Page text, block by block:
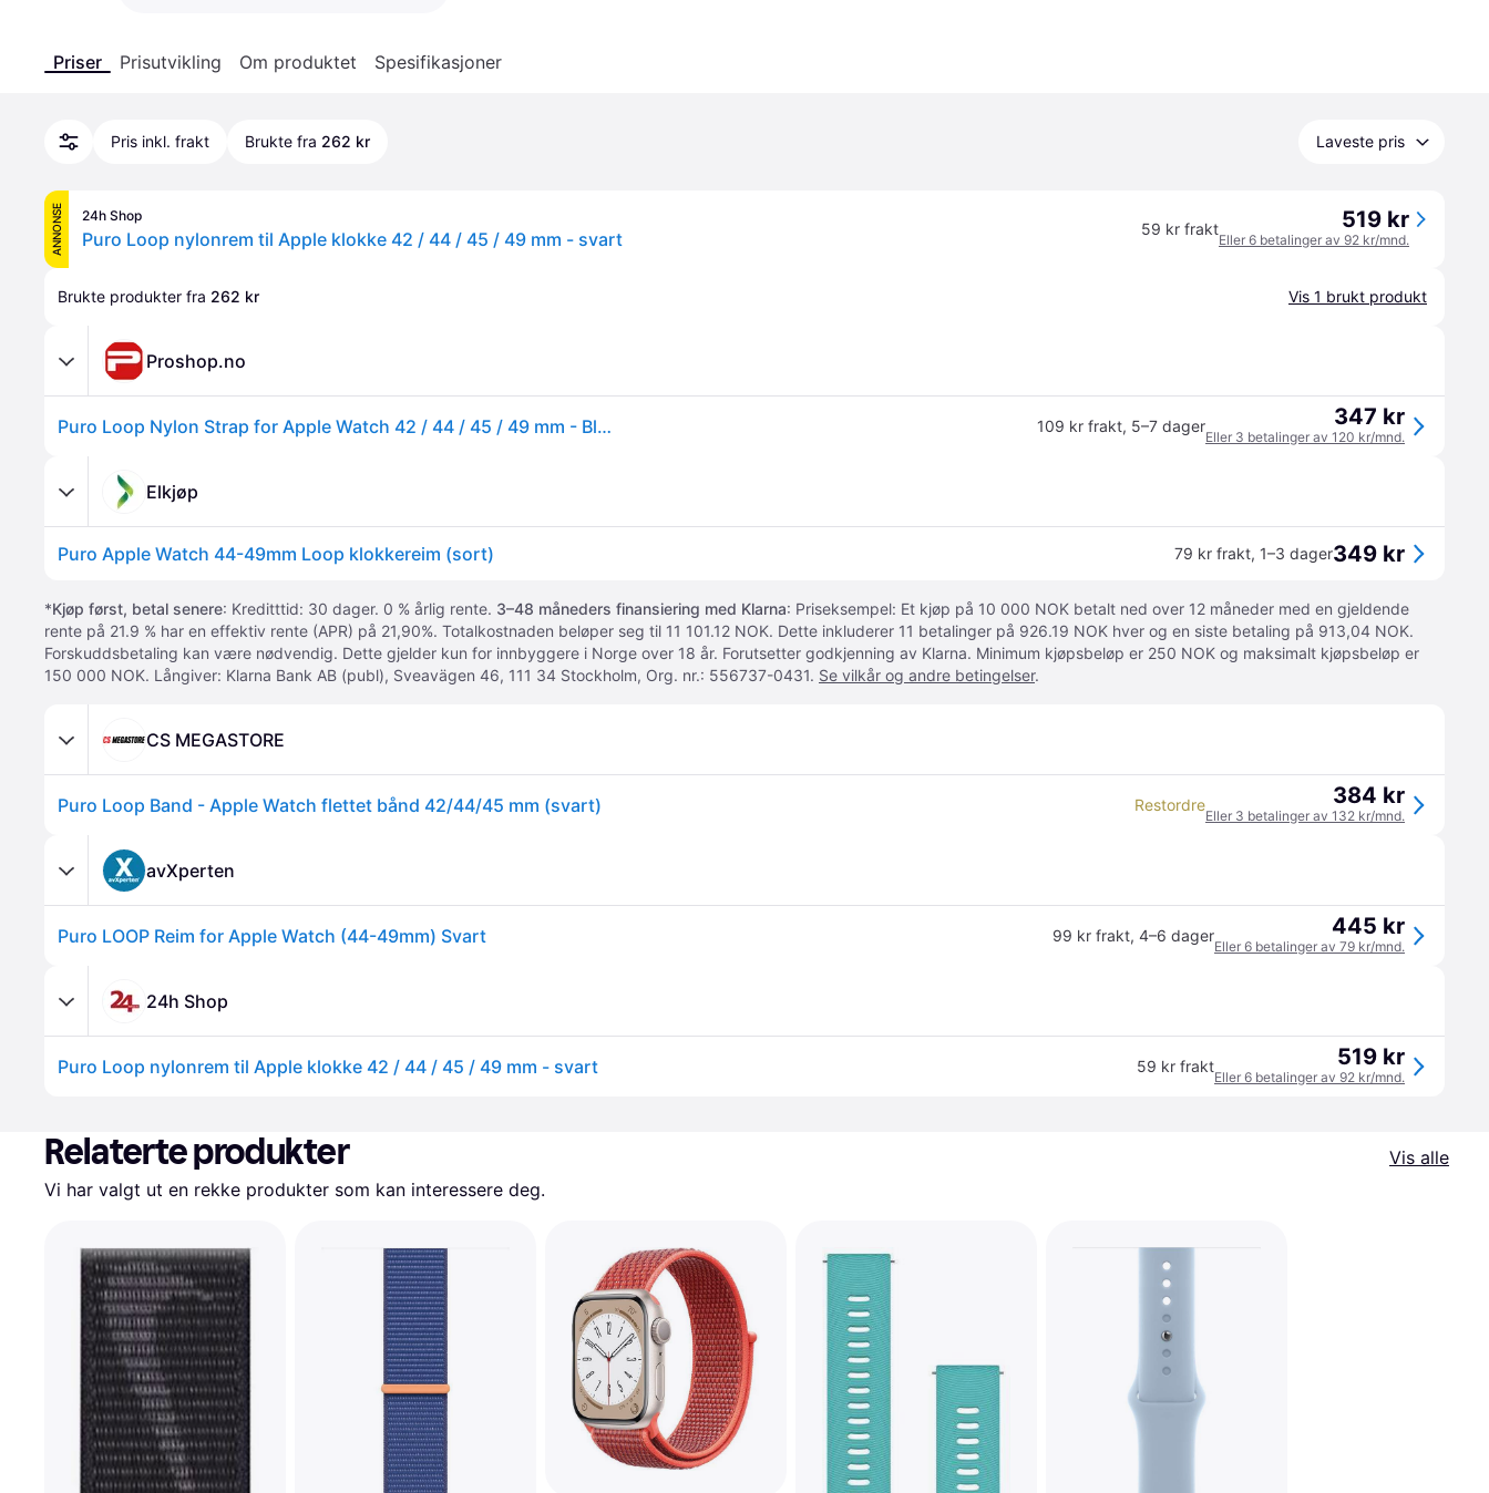
Priser Prisutvikling Om produktet Spesifikasjoner
Pris inkl. frakt Brukte fra 262 kr Laveste pris
ANNONSE 24h Shop
Puro Loop nylonrem til Apple klokke 42 / 44 / 45 / 49 mm - svart 59 kr frakt 519 kr
Eller 6 betalinger av 92 kr/mnd.
Brukte produkter fra 262 kr Vis 1 brukt produkt
Proshop.no
Puro Loop Nylon Strap for Apple Watch 42 / 44 / 45 / 49 mm - Black 109 kr frakt, 5–7 dager 347 kr
Eller 3 betalinger av 120 kr/mnd.
Elkjøp
Puro Apple Watch 44-49mm Loop klokkereim (sort) 79 kr frakt, 1–3 dager349 kr
*Kjøp først, betal senere: Kreditttid: 30 dager. 0 % årlig rente. 3–48 måneders finansiering med Klarna: Priseksempel: Et kjøp på 10 000 NOK betalt ned over 12 måneder med en gjeldende
rente på 21.9 % har en effektiv rente (APR) på 21,90%. Totalkostnaden beløper seg til 11 101.12 NOK. Dette inkluderer 11 betalinger på 926.19 NOK hver og en siste betaling på 913,04 NOK.
Forskuddsbetaling kan være nødvendig. Dette gjelder kun for innbyggere i Norge over 18 år. Forutsetter godkjenning av Klarna. Minimum kjøpsbeløp er 250 NOK og maksimalt kjøpsbeløp er
150 000 NOK. Långiver: Klarna Bank AB (publ), Sveavägen 46, 111 34 Stockholm, Org. nr.: 556737-0431. Se vilkår og andre betingelser.
CS MEGASTORE
Puro Loop Band - Apple Watch flettet bånd 42/44/45 mm (svart) Restordre 384 kr
Eller 3 betalinger av 132 kr/mnd.
avXperten
Puro LOOP Reim for Apple Watch (44-49mm) Svart 99 kr frakt, 4–6 dager 445 kr
Eller 6 betalinger av 79 kr/mnd.
24h Shop
Puro Loop nylonrem til Apple klokke 42 / 44 / 45 / 49 mm - svart 59 kr frakt 519 kr
Eller 6 betalinger av 92 kr/mnd.
Relaterte produkter
Vis alle
Vi har valgt ut en rekke produkter som kan interessere deg.